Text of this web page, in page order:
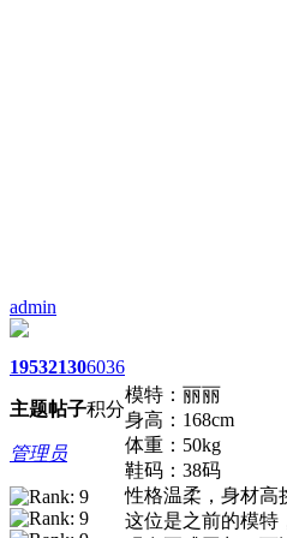
admin
1953
主题
2130
帖子
6036
积分
管理员
模特：丽丽
身高：168cm
体重：50kg
鞋码：38码
性格温柔，身材高
这位是之前的模特